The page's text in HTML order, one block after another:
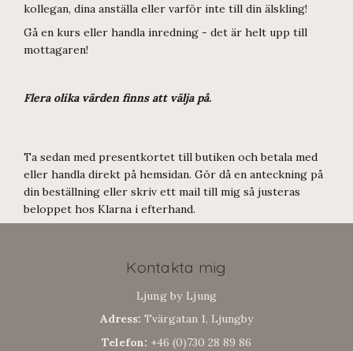
kollegan, dina anställa eller varför inte till din älskling!
Gå en kurs eller handla inredning - det är helt upp till
mottagaren!
Flera olika värden finns att välja på.
Ta sedan med presentkortet till butiken och betala med
eller handla direkt på hemsidan. Gör då en anteckning på
din beställning eller skriv ett mail till mig så justeras
beloppet hos Klarna i efterhand.
Kontakta mig
Ljung by Ljung
Adress: Tvärgatan 1, Ljungby
Telefon: +46 (0)730 28 89 86